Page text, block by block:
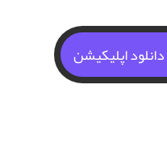
دانلود اپلیکیشن